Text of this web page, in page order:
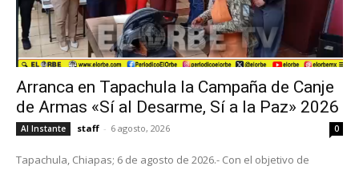
Arranca en Tapachula la Campaña de Canje
de Armas «Sí al Desarme, Sí a la Paz» 2026
Al Instante staff - 6 agosto, 2026 0
Tapachula, Chiapas; 6 de agosto de 2026.- Con el objetivo de